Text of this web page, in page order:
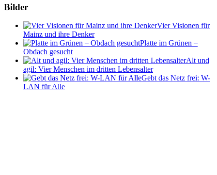
Bilder
Vier Visionen für
Mainz und ihre Denker
Platte im Grünen –
Obdach gesucht
Alt und
agil: Vier Menschen im dritten Lebensalter
Gebt das Netz frei: W-
LAN für Alle